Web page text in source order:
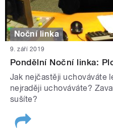
Noční linka
9. září 2019
Pondělní Noční linka:
Jak nejčastěji uchováváte
nejraději uchováváte?
sušíte?